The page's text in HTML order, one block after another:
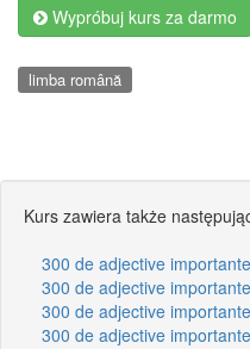
Wypróbuj kurs za darmo
limba română
Kurs zawiera także
300 de adjective
300 de adjective
300 de adjective
300 de adjective